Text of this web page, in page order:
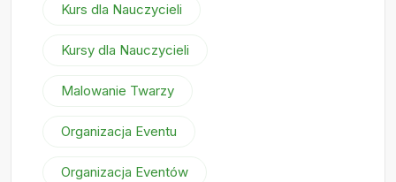
Kurs dla Nauczycieli
Kursy dla Nauczycieli
Malowanie Twarzy
Organizacja Eventu
Organizacja Eventów